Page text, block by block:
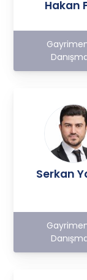
Hakan
Serkan